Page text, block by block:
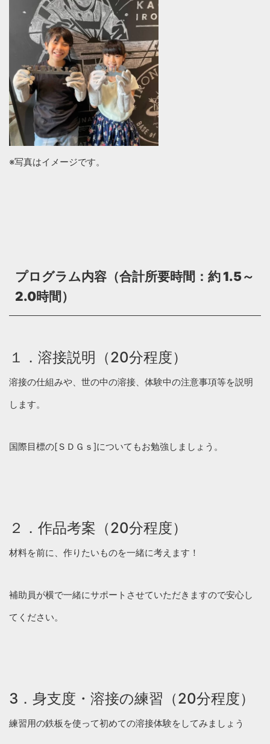
※写真はイメージです。
プログラム内容 （合計所要時間：約 1.5～
2.0時間）
１．溶接説明（20分程度）
溶接の仕組みや、世の中の溶接、体験中の注意事項等を説明
します。
国際目標の[ＳＤＧｓ]についてもお勉強しましょう。
２．作品考案（20分程度）
材料を前に、作りたいものを一緒に考えます！
補助員が横で一緒にサポートさせていただきますので安心し
てください。
3．身支度・溶接の練習（20分程度）
練習用の鉄板を使って初めての溶接体験をしてみましょう